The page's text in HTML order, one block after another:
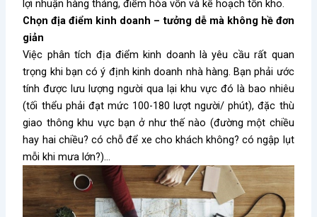
lợi nhuận hàng tháng, điểm hòa vốn và kế hoạch tồn kho.
Chọn địa điểm kinh doanh – tưởng dễ mà không hề đơn
giản
Việc phân tích địa điểm kinh doanh là yêu cầu rất quan
trọng khi bạn có ý định kinh doanh nhà hàng. Bạn phải ước
tính được lưu lượng người qua lại khu vực đó là bao nhiêu
(tối thểu phải đạt mức 100-180 lượt người/ phút), đặc thù
giao thông khu vực bạn ở như thế nào (đường một chiều
hay hai chiều? có chỗ để xe cho khách không? có ngập lụt
mỗi khi mưa lớn?)…